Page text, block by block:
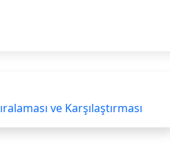
ve Karşılaştırması